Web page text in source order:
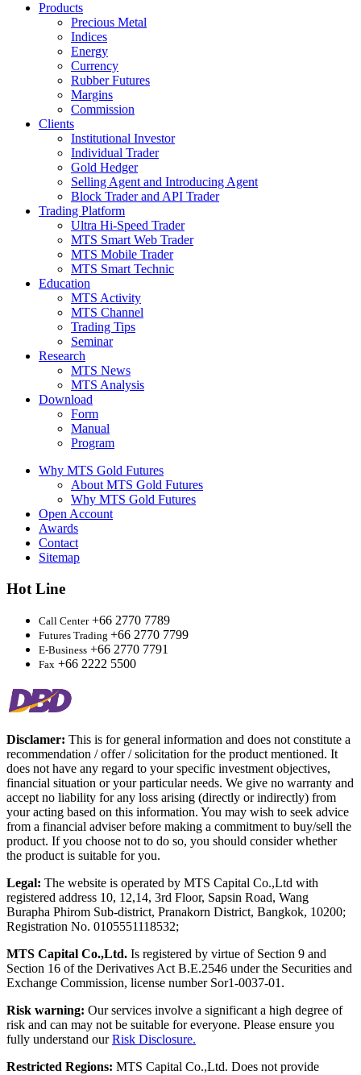
Products
Precious Metal
Indices
Energy
Currency
Rubber Futures
Margins
Commission
Clients
Institutional Investor
Individual Trader
Gold Hedger
Selling Agent and Introducing Agent
Block Trader and API Trader
Trading Platform
Ultra Hi-Speed Trader
MTS Smart Web Trader
MTS Mobile Trader
MTS Smart Technic
Education
MTS Activity
MTS Channel
Trading Tips
Seminar
Research
MTS News
MTS Analysis
Download
Form
Manual
Program
Why MTS Gold Futures
About MTS Gold Futures
Why MTS Gold Futures
Open Account
Awards
Contact
Sitemap
Hot Line
Call Center+66 2770 7789
Futures Trading +66 2770 7799
E-Business +66 2770 7791
Fax +66 2222 5500
Disclamer: This is for general information and does not constitute a
recommendation / offer / solicitation for the product mentioned. It
does not have any regard to your specific investment objectives,
financial situation or your particular needs. We give no warranty and
accept no liability for any loss arising (directly or indirectly) from
your acting based on this information. You may wish to seek advice
from a financial adviser before making a commitment to buy/sell the
product. If you choose not to do so, you should consider whether
the product is suitable for you.
Legal: The website is operated by MTS Capital Co.,Ltd with
registered address 10, 12,14, 3rd Floor, Sapsin Road, Wang
Burapha Phirom Sub-district, Pranakorn District, Bangkok, 10200;
Registration No. 0105551118532;
MTS Capital Co.,Ltd. Is registered by virtue of Section 9 and
Section 16 of the Derivatives Act B.E.2546 under the Securities and
Exchange Commission, license number Sor1-0037-01.
Risk warning: Our services involve a significant a high degree of
risk and can may not be suitable for everyone. Please ensure you
fully understand ourRisk Disclosure.
Restricted Regions: MTS Capital Co.,Ltd. Does not provide